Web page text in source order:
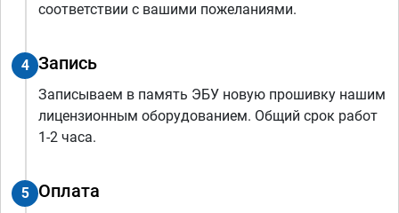
соответствии с вашими пожеланиями.
4 Запись
Записываем в память ЭБУ новую прошивку нашим
лицензионным оборудованием. Общий срок работ
1-2 часа.
5 Оплата